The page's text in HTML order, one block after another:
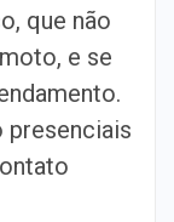
que não
e se
presenciais